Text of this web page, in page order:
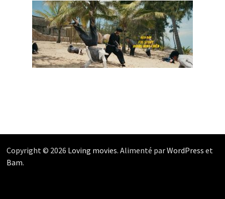
Copyright © 2026 Loving movies. Alimenté parWordPress et
Bam.